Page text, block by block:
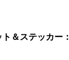
＆ステッカー